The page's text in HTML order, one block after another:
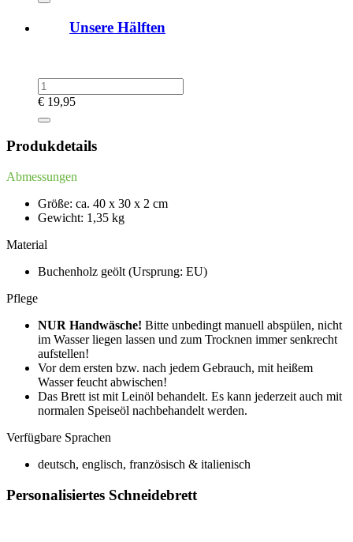
Unsere Hälften
€ 19,95
Produkdetails
Abmessungen
Größe: ca. 40 x 30 x 2 cm
Gewicht: 1,35 kg
Material
Buchenholz geölt (Ursprung: EU)
Pflege
NUR Handwäsche! Bitte unbedingt manuell abspülen, nicht
im Wasser liegen lassen und zum Trocknen immer senkrecht
aufstellen!
Vor dem ersten bzw. nach jedem Gebrauch, mit heißem
Wasser feucht abwischen!
Das Brett ist mit Leinöl behandelt. Es kann jederzeit auch mit
normalen Speiseöl nachbehandelt werden.
Verfügbare Sprachen
deutsch, englisch, französisch & italienisch
Personalisiertes Schneidebrett